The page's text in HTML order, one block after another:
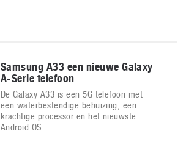
Samsung A33 een nieuwe Galaxy
A-Serie telefoon
De Galaxy A33 is een 5G telefoon met
een waterbestendige behuizing, een
krachtige processor en het nieuwste
Android OS.